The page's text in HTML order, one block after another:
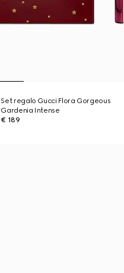
Set regalo Gucci Flora Gorgeous
Gardenia Intense
€ 189